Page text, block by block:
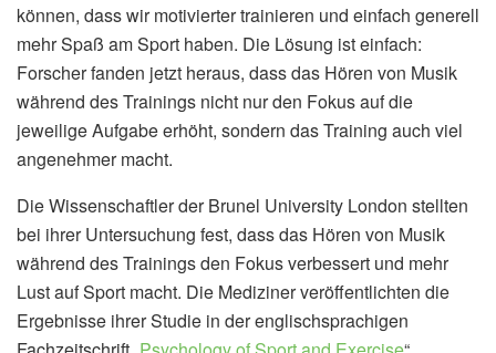
können, dass wir motivierter trainieren und einfach generell
mehr Spaß am Sport haben. Die Lösung ist einfach:
Forscher fanden jetzt heraus, dass das Hören von Musik
während des Trainings nicht nur den Fokus auf die
jeweilige Aufgabe erhöht, sondern das Training auch viel
angenehmer macht.
Die Wissenschaftler der Brunel University London stellten
bei ihrer Untersuchung fest, dass das Hören von Musik
während des Trainings den Fokus verbessert und mehr
Lust auf Sport macht. Die Mediziner veröffentlichten die
Ergebnisse ihrer Studie in der englischsprachigen